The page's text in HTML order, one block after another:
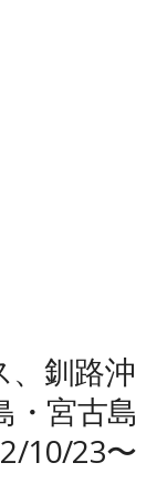
、釧路沖
・宮古島
10/23〜